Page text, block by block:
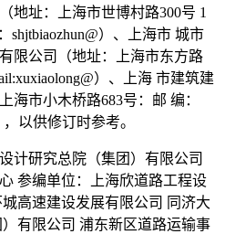
地址：上海市世博村路300号 1
shjtbiaozhun@）、上海市 城市
限公司（地址：上海市东方路
）、上海 市建筑建
海市小木桥路683号：邮 编：
以供修订时参考。
计研究总院（集团）有限公司
参编单位：上海欣道路工程设
高速建设发展有限公司 同济大
有限公司 浦东新区道路运输事